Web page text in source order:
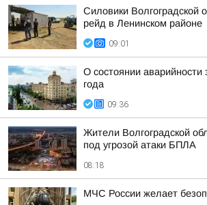
Силовики Волгоградской
рейд в Ленинском районе
09:01
О состоянии аварийности
года
09:36
Жители Волгоградской
под угрозой атаки БПЛА
08:18
МЧС России желает